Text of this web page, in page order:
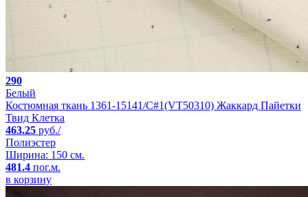
290
Белый
Костюмная ткань 1361-15141/C#1(VT50310) Жаккард Пайетки
Твид Клетка
463.25 руб./
Полиэстер
Ширина: 150 см.
481.4 пог.м.
в корзину